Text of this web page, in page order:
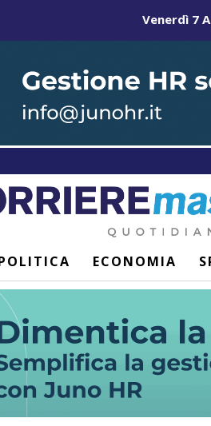
Venerdì 7
ECONOMIA